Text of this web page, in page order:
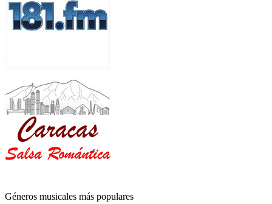
Géneros musicales más populares